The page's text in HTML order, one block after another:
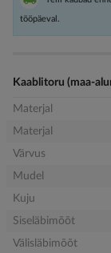
tööpäeval.
Kaablitoru (maa-
Materjal
Materjal
Värvus
Mudel
Kuju
Siseläbimõõt
Välisläbimõõt